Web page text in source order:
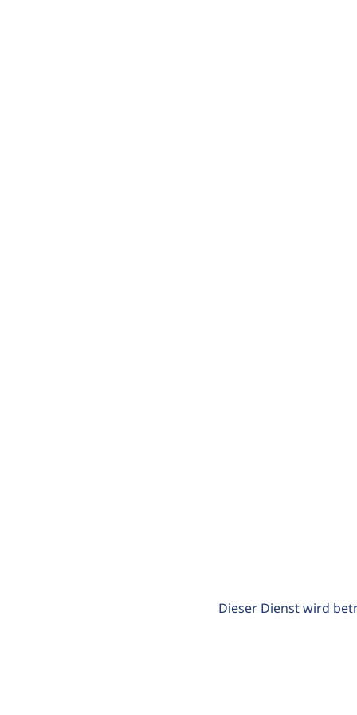
Dieser Dienst wird